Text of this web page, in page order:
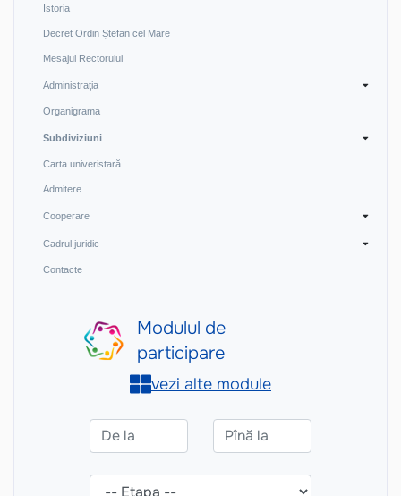
Istoria
Decret Ordin Ștefan cel Mare
Mesajul Rectorului
Administraţia
Organigrama
Subdiviziuni
Carta univeristară
Admitere
Cooperare
Cadrul juridic
Contacte